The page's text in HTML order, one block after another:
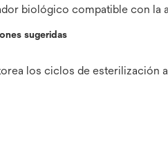
biológico compatible con
sugeridas
los ciclos de esterilización